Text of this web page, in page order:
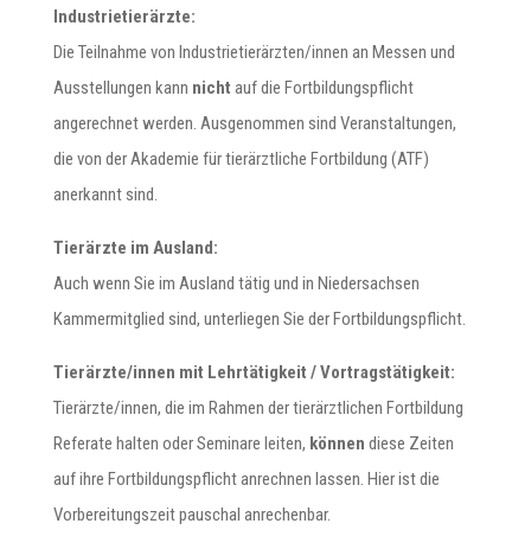
Industrietierärzte:
Die Teilnahme von Industrietierärzten/innen an Messen und
Ausstellungen kann nicht auf die Fortbildungspflicht
angerechnet werden. Ausgenommen sind Veranstaltungen,
die von der Akademie für tierärztliche Fortbildung (ATF)
anerkannt sind.
Tierärzte im Ausland:
Auch wenn Sie im Ausland tätig und in Niedersachsen
Kammermitglied sind, unterliegen Sie der Fortbildungspflicht.
Tierärzte/innen mit Lehrtätigkeit / Vortragstätigkeit:
Tierärzte/innen, die im Rahmen der tierärztlichen Fortbildung
Referate halten oder Seminare leiten, können diese Zeiten
auf ihre Fortbildungspflicht anrechnen lassen. Hier ist die
Vorbereitungszeit pauschal anrechenbar.